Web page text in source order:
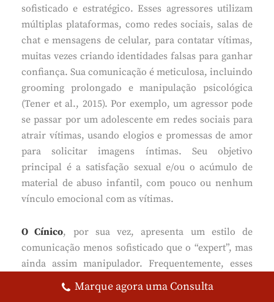
sofisticado e estratégico. Esses agressores utilizam
múltiplas plataformas, como redes sociais, salas de
chat e mensagens de celular, para contatar vítimas,
muitas vezes criando identidades falsas para ganhar
confiança. Sua comunicação é meticulosa, incluindo
grooming prolongado e manipulação psicológica
(Tener et al., 2015). Por exemplo, um agressor pode
se passar por um adolescente em redes sociais para
atrair vítimas, usando elogios e promessas de amor
para solicitar imagens íntimas. Seu objetivo
principal é a satisfação sexual e/ou o acúmulo de
material de abuso infantil, com pouco ou nenhum
vínculo emocional com as vítimas.
O Cínico, por sua vez, apresenta um estilo de
comunicação menos sofisticado que o “expert”, mas
ainda assim manipulador. Frequentemente, esses
agressores conhecem as vítimas offline, como
familiares ou conhecidos, e usam a comunicação
Marque agora uma Consulta